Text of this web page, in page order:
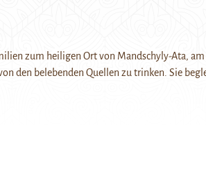
zum heiligen Ort von Mandschyly-Ata, am
den belebenden Quellen zu trinken. Sie